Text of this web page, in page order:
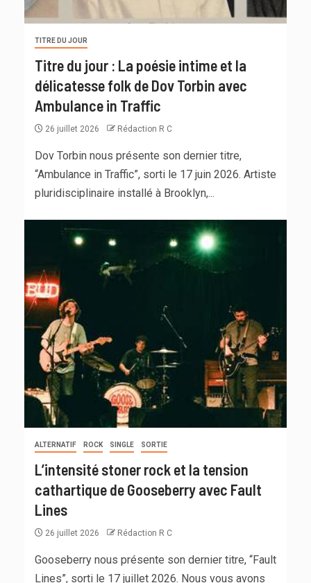
TITRE DU JOUR
Titre du jour : La poésie intime et la
délicatesse folk de Dov Torbin avec
Ambulance in Traffic
26 juillet 2026 Rédaction R C
Dov Torbin nous présente son dernier titre,
“Ambulance in Traffic”, sorti le 17 juin 2026. Artiste
pluridisciplinaire installé à Brooklyn,...
ALTERNATIF ROCK SINGLE SORTIE
L’intensité stoner rock et la tension
cathartique de Gooseberry avec Fault
Lines
26 juillet 2026 Rédaction R C
Gooseberry nous présente son dernier titre, “Fault
Lines”, sorti le 17 juillet 2026. Nous vous avons